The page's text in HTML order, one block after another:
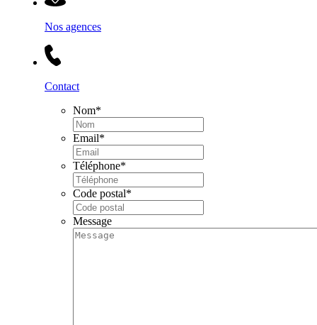
Nos agences
Contact
Nom*
Email*
Téléphone*
Code postal*
Message